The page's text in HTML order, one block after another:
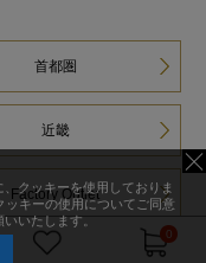
首都圏
近畿
Factory Outlet
0
クッキーを使用しておりま
ッキーの使用についてご同意
いたします。